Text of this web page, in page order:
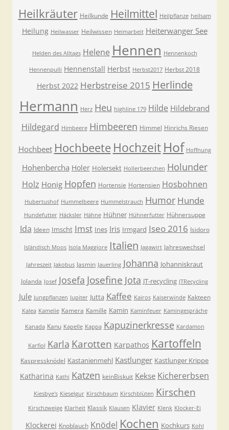
Heilkräuter Heilkunde Heilmittel Heilpflanze heilsam
Heilung Heilwasser Heilwissen Heimarbeit Heiterwanger See
Helden des Alltags Helene Hennen Hennenkoch
Hennenpulli Hennenstall Herbst Herbst2017 Herbst 2018
Herbst 2022 Herbstreise 2015 Herlinde
Hermann Herz Heu highline 179 Hilde Hildebrand
Hildegard Himbeere Himbeeren Himmel Hinrichs Riesen
Hochbeet Hochbeete Hochzeit Hof Hoffnung
Hohenbercha Holer Holersekt Hollerbeerchen Holunder
Holz Honig Hopfen Hortensie Hortensien Hosbohnen
Hubertushof Hummelbeere Hummelstrauch Humor Hunde
Hundefutter Häcksler Hähne Hühner Hühnerfutter Hühnersuppe
Ida Ideen Imscht Imst Ines Iris Irmgard Iseo 2016 Isidoro
Isländisch Moos Isola Maggiore Italien Jagawirt Jahreswechsel
Jahreszeit Jakobus Jasmin Jauerling Johanna Johanniskraut
Jolanda Josef Josefa Josefine Jota JT-recycling JTRecycling
Jule Jungpflanzen Jupiter Jutta Kaffee Kairos Kaiserwinde Kakteen
Kalea Kamelie Kamera Kamille Kamin Kaminfeuer Kamingespräche
Kanada Kanu Kapelle Kappa Kapuzinerkresse Kardamon
Karfiol Karla Karotten Karpathos Kartoffeln
Kaspressknödel Kastanienmehl Kastlunger Kastlunger Krippe
Katharina Kathi Katzen keinBiskuit Kekse Kichererbsen
Kiesbye's Kieselgur Kirschbaum Kirschblüten Kirschen
Kirschzweige Klarheit Klassik Klausen Klavier Klenk Klocker-Ei
Klockerei Knoblauch Knödel Kochen Kochkurs Kohl